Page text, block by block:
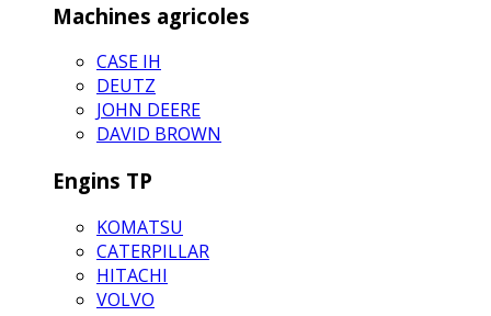
Machines agricoles
CASE IH
DEUTZ
JOHN DEERE
DAVID BROWN
Engins TP
KOMATSU
CATERPILLAR
HITACHI
VOLVO